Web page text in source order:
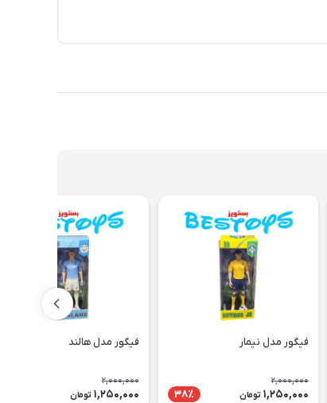
فیگور مدل نیمار
2,000,000
1,250,000 تومان 38٪
فیگور مدل هالند
2,000,000
1,250,000 تومان